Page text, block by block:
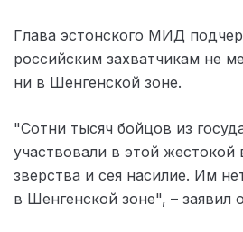
Глава эстонского МИД
российским захватчикам не
ни в Шенгенской зоне.
"Сотни тысяч бойцов из
участвовали в этой жестокой
зверства и сея насилие. Им
в Шенгенской зоне", – заявил